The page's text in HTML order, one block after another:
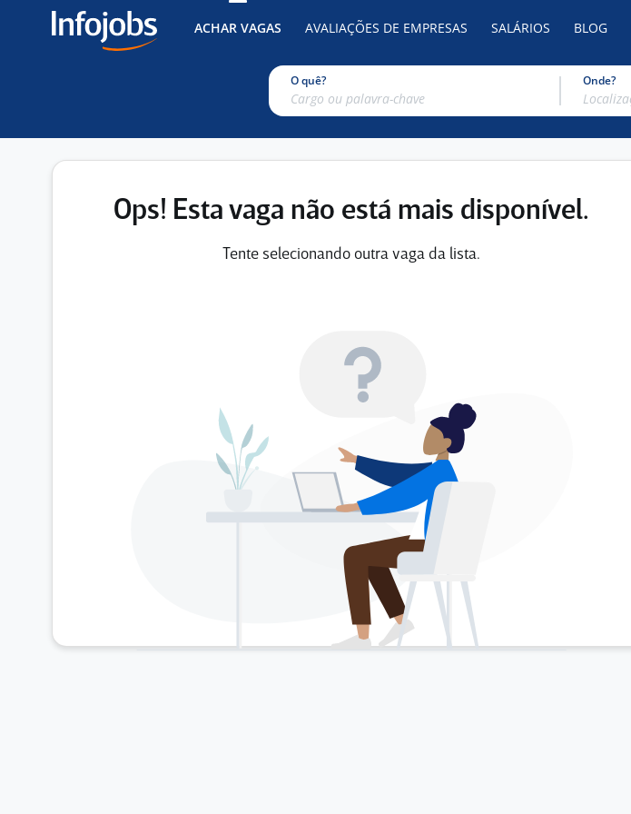
ACHAR VAGAS AVALIAÇÕES DE EMPRESAS SALÁRIOS BLOG
O quê? Onde?
Ops! Esta vaga não está mais disponível.
Tente selecionando outra vaga da lista.